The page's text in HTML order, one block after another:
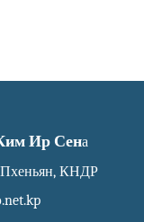
Ир Сена
Пхеньян, КНДР